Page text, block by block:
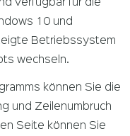
verfügbar für die
10 und
Betriebssystem
wechseln.
können Sie die
und Zeilenumbruch
Seite können Sie